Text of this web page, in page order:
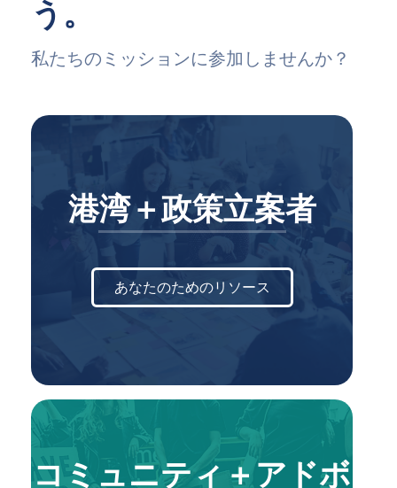
う。
私たちのミッションに参加しませんか？
港湾＋政策立案者
あなたのためのリソース
コミュニティ＋アドボ